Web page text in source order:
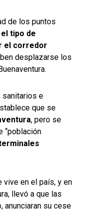
de los puntos
el tipo de
el corredor
desplazarse los
sanitarios e
que se
, pero se
“población
vive en el país, y en
llevó a que las
anunciaran su cese